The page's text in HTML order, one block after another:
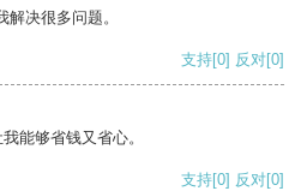
决很多问题。
支持[0] 反对[0]
能够省钱又省心。
支持[0] 反对[0]